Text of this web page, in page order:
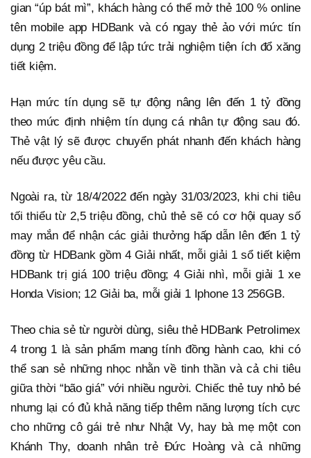
gian “úp bát mì”, khách hàng có thể mở thẻ 100 % online
tên mobile app HDBank và có ngay thẻ ảo với mức tín
dụng 2 triệu đồng để lập tức trải nghiệm tiện ích đổ xăng
tiết kiệm.
Hạn mức tín dụng sẽ tự động nâng lên đến 1 tỷ đồng
theo mức định nhiệm tín dụng cá nhân tự động sau đó.
Thẻ vật lý sẽ được chuyển phát nhanh đến khách hàng
nếu được yêu cầu.
Ngoài ra, từ 18/4/2022 đến ngày 31/03/2023, khi chi tiêu
tối thiểu từ 2,5 triệu đồng, chủ thẻ sẽ có cơ hội quay số
may mắn để nhận các giải thưởng hấp dẫn lên đến 1 tỷ
đồng từ HDBank gồm 4 Giải nhất, mỗi giải 1 sổ tiết kiệm
HDBank trị giá 100 triệu đồng; 4 Giải nhì, mỗi giải 1 xe
Honda Vision; 12 Giải ba, mỗi giải 1 Iphone 13 256GB.
Theo chia sẻ từ người dùng, siêu thẻ HDBank Petrolimex
4 trong 1 là sản phẩm mang tính đồng hành cao, khi có
thể san sẻ những nhọc nhằn về tinh thần và cả chi tiêu
giữa thời “bão giá” với nhiều người. Chiếc thẻ tuy nhỏ bé
nhưng lại có đủ khả năng tiếp thêm năng lượng tích cực
cho những cô gái trẻ như Nhật Vy, hay bà mẹ một con
Khánh Thy, doanh nhân trẻ Đức Hoàng và cả những